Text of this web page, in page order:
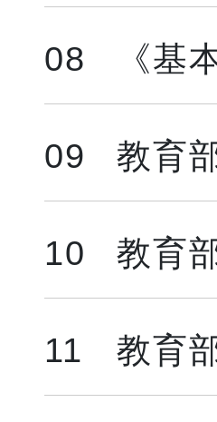
08 《基
09 教育
10 教育
11 教育